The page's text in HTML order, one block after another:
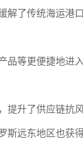
解了传统海运港
品等更便捷地进
升了供应链抗风
远东地区也获得